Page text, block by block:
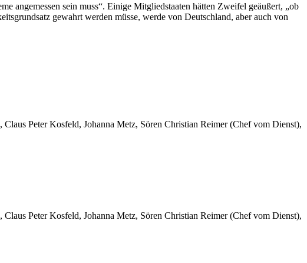
angemessen sein muss“. Einige Mitgliedstaaten hätten Zweifel geäußert, „ob
gewahrt werden müsse, werde von Deutschland, aber auch von
Claus Peter Kosfeld, Johanna Metz, Sören Christian Reimer (Chef vom Dienst),
Claus Peter Kosfeld, Johanna Metz, Sören Christian Reimer (Chef vom Dienst),